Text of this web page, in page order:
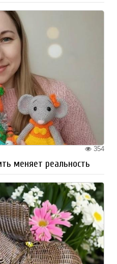
354
меняет реальность